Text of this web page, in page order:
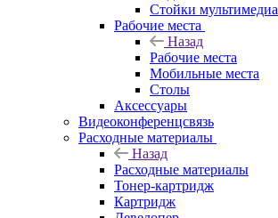
Стойки мультимедиа
Рабочие места
Назад
Рабочие места
Мобильные места
Столы
Аксессуары
Видеоконференцсвязь
Расходные материалы
Назад
Расходные материалы
Тонер-картридж
Картридж